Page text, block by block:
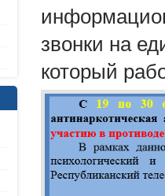
звонки на
который